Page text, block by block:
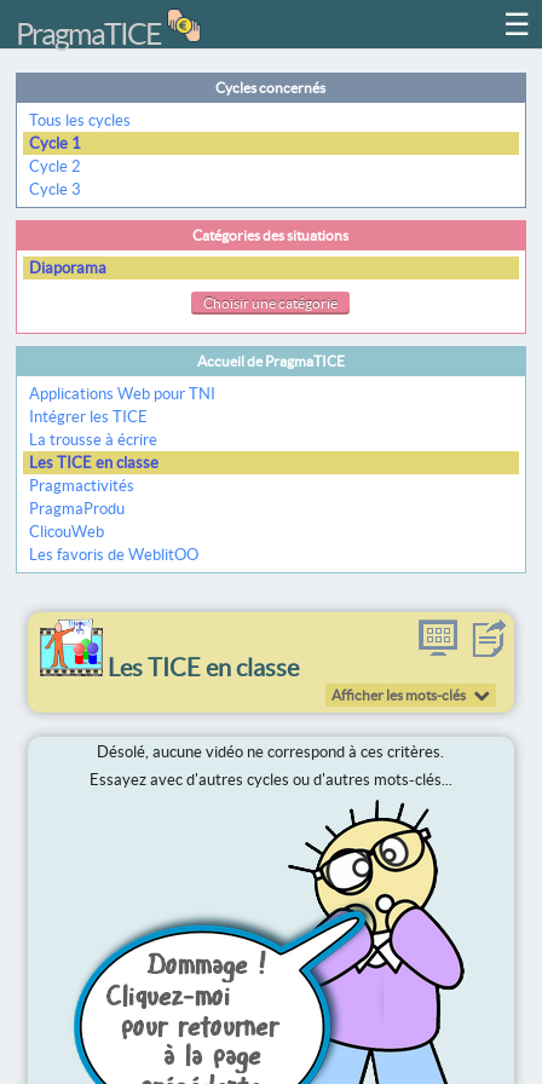
PragmaTICE
Cycles concernés
Tous les cycles
Cycle 1
Cycle 2
Cycle 3
Catégories des situations
Diaporama
Choisir une catégorie
Accueil de PragmaTICE
Applications Web pour TNI
Intégrer les TICE
La trousse à écrire
Les TICE en classe
Pragmactivités
PragmaProdu
ClicouWeb
Les favoris de WeblitOO
Les TICE en classe
Afficher les mots-clés
Désolé, aucune vidéo ne correspond à ces critères.
Essayez avec d'autres cycles ou d'autres mots-clés...
☰